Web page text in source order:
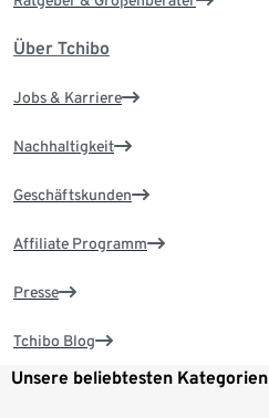
Über Tchibo
Jobs & Karriere
Nachhaltigkeit
Geschäftskunden
Affiliate Programm
Presse
Tchibo Blog
Unsere beliebtesten Kategorien